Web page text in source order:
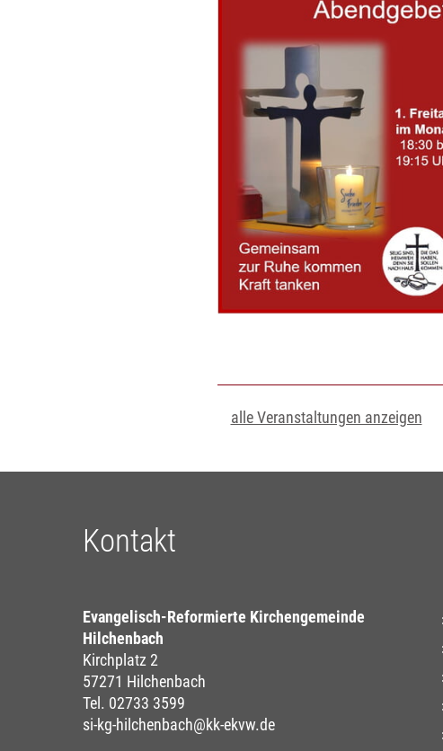
alle Veranstaltungen anzeigen
Kontakt
Evangelisch-Reformierte Kirchengemeinde
Hilchenbach
Kirchplatz 2
57271 Hilchenbach
Tel. 02733 3599
si-kg-hilchenbach@kk-ekvw.de